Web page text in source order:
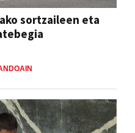
sortzaileen eta